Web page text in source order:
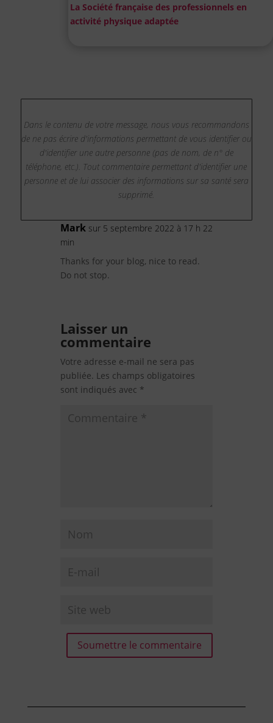
La Société française des professionnels en
activité physique adaptée
Dans le contenu de votre message, nous vous recommandons
de ne pas écrire d'informations permettant de vous identifier ou
d'identifier une autre personne (pas de nom, de n° de
téléphone, etc.). Tout commentaire permettant d'identifier une
personne et de lui associer des informations sur sa santé sera
supprimé.
Mark sur 5 septembre 2022 à 17 h 22
min
Thanks for your blog, nice to read.
Do not stop.
Laisser un
commentaire
Votre adresse e-mail ne sera pas
publiée. Les champs obligatoires
sont indiqués avec *
Soumettre le commentaire